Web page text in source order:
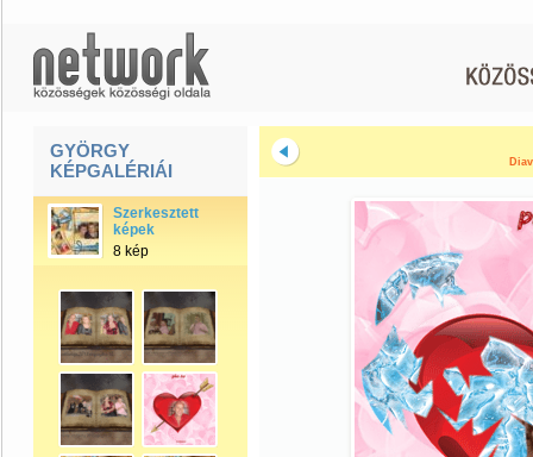
GYÖRGY
KÉPGALÉRIÁI
Szerkesztett
képek
8 kép